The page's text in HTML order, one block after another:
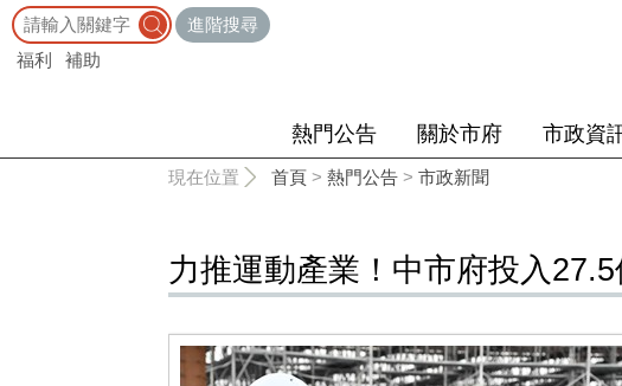
進階搜尋
福利
補助
熱門公告 關於市府 市政資
現在位置 首頁 > 熱門公告 > 市政新聞
力推運動產業！中市府投入